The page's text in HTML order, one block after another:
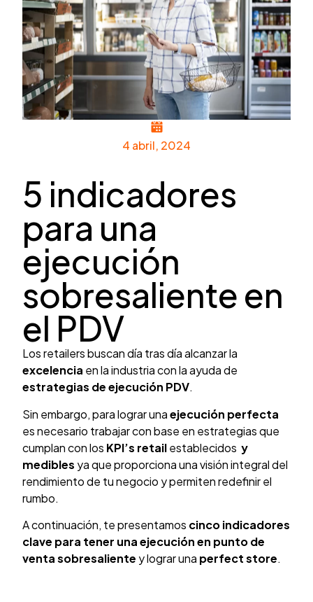
4 abril, 2024
5 indicadores
para una
ejecución
sobresaliente en
el PDV
Los retailers buscan día tras día alcanzar la
excelencia en la industria con la ayuda de
estrategias de ejecución PDV.
Sin embargo, para lograr unaejecución perfecta
es necesario trabajar con base en estrategias que
cumplan con los KPI’s retailestablecidos y
medibles ya que proporciona una visión integral del
rendimiento de tu negocio y permiten redefinir el
rumbo.
A continuación, te presentamos cinco indicadores
clave para tener una ejecución en punto de
venta sobresaliente y lograr una perfect store.